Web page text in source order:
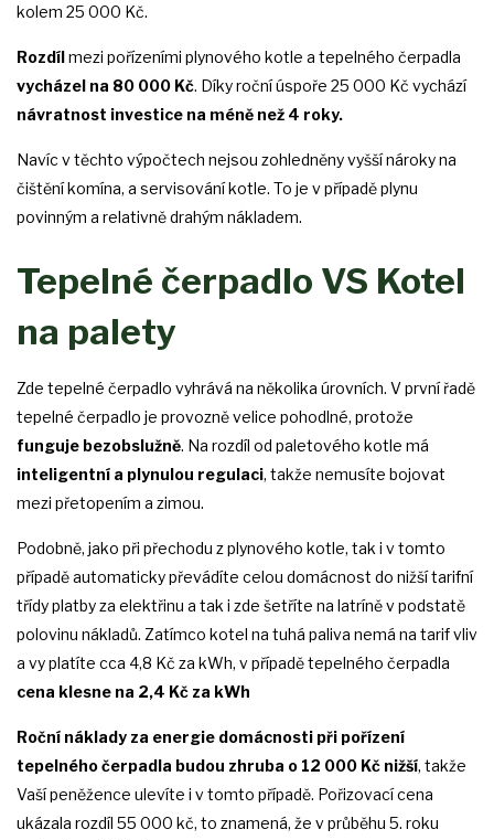
kolem 25 000 Kč.
Rozdílmezi pořízeními plynového kotle a tepelného čerpadla
vycházel na 80 000 Kč. Díky roční úspoře 25 000 Kč vychází
návratnost investice na méně než 4 roky.
Navíc v těchto výpočtech nejsou zohledněny vyšší nároky na
čištění komína, a servisování kotle. To je v případě plynu
povinným a relativně drahým nákladem.
Tepelné čerpadlo VS Kotel
na palety
Zde tepelné čerpadlo vyhrává na několika úrovních. V první řadě
tepelné čerpadlo je provozně velice pohodlné, protože
funguje bezobslužně. Na rozdíl od paletového kotle má
inteligentní a plynulou regulaci, takže nemusíte bojovat
mezi přetopením a zimou.
Podobně, jako při přechodu z plynového kotle, tak i v tomto
případě automaticky převádíte celou domácnost do nižší tarifní
třídy platby za elektřinu a tak i zde šetříte na latríně v podstatě
polovinu nákladů. Zatímco kotel na tuhá paliva nemá na tarif vliv
a vy platíte cca 4,8 Kč za kWh, v případě tepelného čerpadla
cena klesne na 2,4 Kč za kWh
Roční náklady za energie domácnosti při pořízení
tepelného čerpadla budou zhruba o 12 000 Kč nižší, takže
Vaší peněžence ulevíte i v tomto případě. Pořizovací cena
ukázala rozdíl 55 000 kč, to znamená, že v průběhu 5. roku